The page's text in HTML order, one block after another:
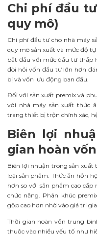
Chi phí đầu
quy mô)
Chi phí đầu tư cho nhà máy
quy mô sản xuất và mức độ
bắt đầu với mức đầu tư thấp
đòi hỏi vốn đầu tư lớn hơn
bị và vốn lưu động ban đầu.
Đối với sản xuất premix và
với nhà máy sản xuất thức
trang thiết bị trộn chính xác,
Biên lợi
gian hoàn vốn
Biên lợi nhuận trong sản
loại sản phẩm. Thức ăn hỗn
hơn so với sản phẩm cao
chức năng. Phân khúc
gộp cao hơn nhờ vào giá trị
Thời gian hoàn vốn trung
thuộc vào nhiều yếu tố như